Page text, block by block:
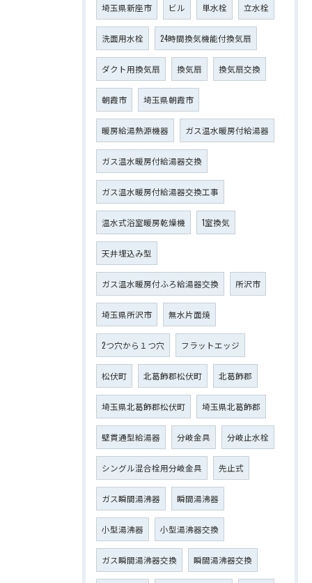
埼玉県新座市 ビル 単水栓 立水栓
洗面用水栓 24時間換気機能付換気扇
ダクト用換気扇 換気扇 換気扇交換
朝霞市 埼玉県朝霞市
暖房給湯熱源機器 ガス温水暖房付給湯器
ガス温水暖房付給湯器交換
ガス温水暖房付給湯器交換工事
温水式浴室暖房乾燥機 1室換気
天井埋込み型
ガス温水暖房付ふろ給湯器交換 所沢市
埼玉県所沢市 無水片面焼
2つ穴から１つ穴 フラットエッジ
松伏町 北葛飾郡松伏町 北葛飾郡
埼玉県北葛飾郡松伏町 埼玉県北葛飾郡
壁貫通型給湯器 分岐金具 分岐止水栓
シングル混合栓用分岐金具 先止式
ガス瞬間湯沸器 瞬間湯沸器
小型湯沸器 小型湯沸器交換
ガス瞬間湯沸器交換 瞬間湯沸器交換